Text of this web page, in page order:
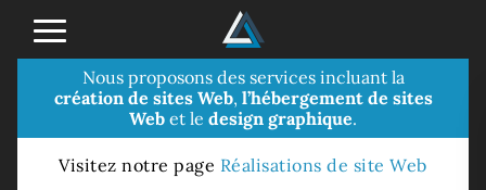
Nous proposons des services incluant la
création de sites Web, l’hébergement de sites
Web et le design graphique.
Visitez notre page Réalisations de site Web